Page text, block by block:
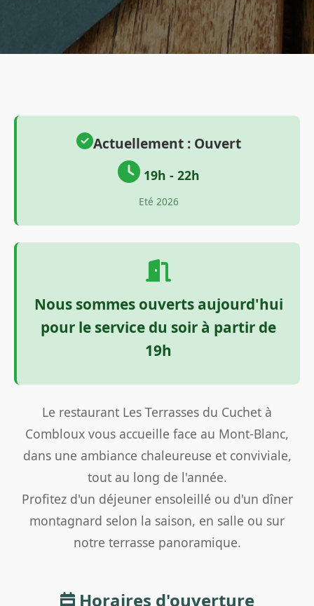
Actuellement : Ouvert
19h - 22h
Eté 2026
Nous sommes ouverts aujourd'hui
pour le service du soir à partir de
19h
Le restaurant Les Terrasses du Cuchet à
Combloux vous accueille face au Mont-Blanc,
dans une ambiance chaleureuse et conviviale,
tout au long de l'année.
Profitez d'un déjeuner ensoleillé ou d'un dîner
montagnard selon la saison, en salle ou sur
notre terrasse panoramique.
Horaires d'ouverture